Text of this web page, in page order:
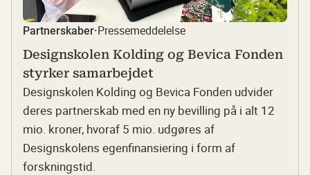
Partnerskaber·Pressemeddelelse
Designskolen Kolding og Bevica Fonden
styrker samarbejdet
Designskolen Kolding og Bevica Fonden udvider
deres partnerskab med en ny bevilling på i alt 12
mio. kroner, hvoraf 5 mio. udgøres af
Designskolens egenfinansiering i form af
forskningstid.